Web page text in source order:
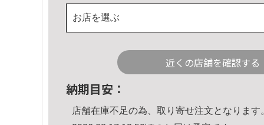
お店を選ぶ
近くの店舗を確認する
納期目安：
店舗在庫不足の為、取り寄せ注文となります